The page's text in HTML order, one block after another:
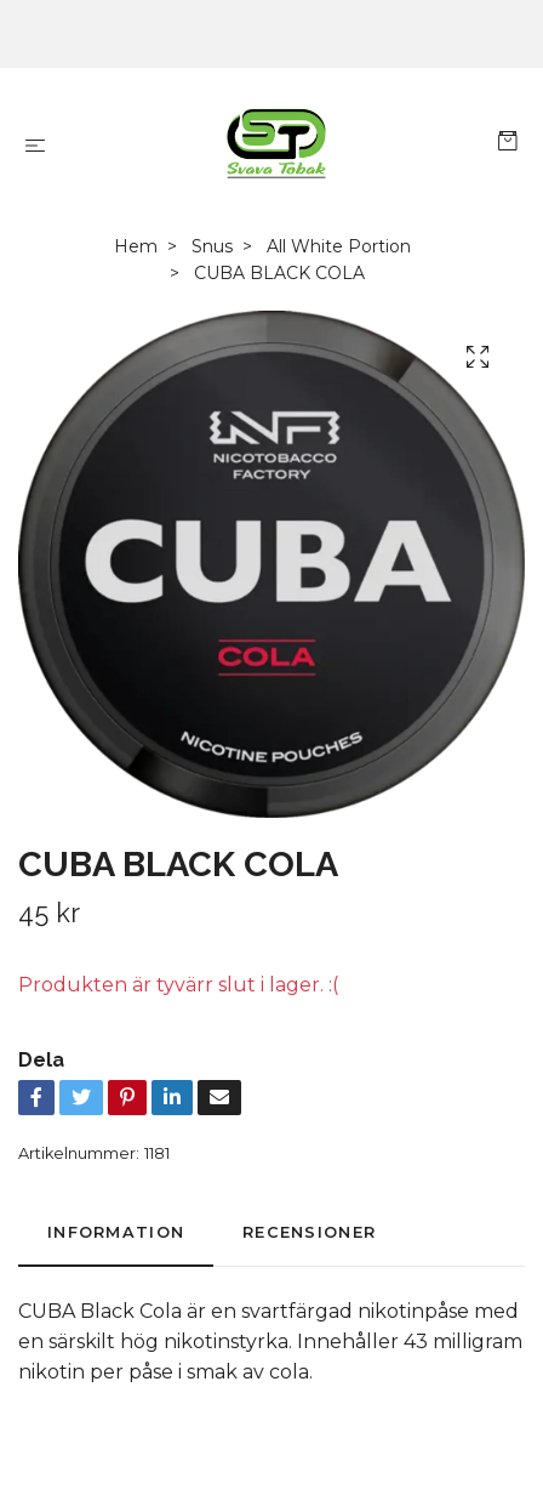
Hem Snus
All White Portion
CUBA BLACK COLA
CUBA BLACK COLA
45 kr
Produkten är tyvärr slut i lager. :(
Dela
Artikelnummer: 1181
INFORMATION RECENSIONER
CUBA Black Cola är en svartfärgad nikotinpåse med
en särskilt hög nikotinstyrka. Innehåller 43 milligram
nikotin per påse i smak av cola.